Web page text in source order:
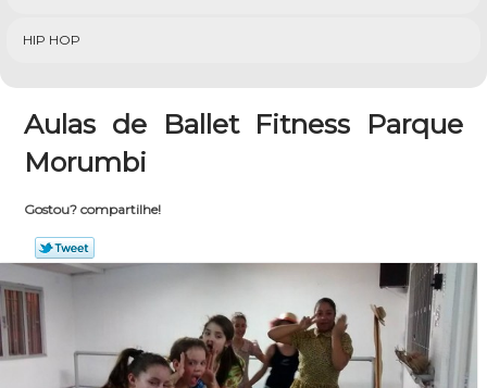
HIP HOP
Aulas de Ballet Fitness Parque
Morumbi
Gostou? compartilhe!